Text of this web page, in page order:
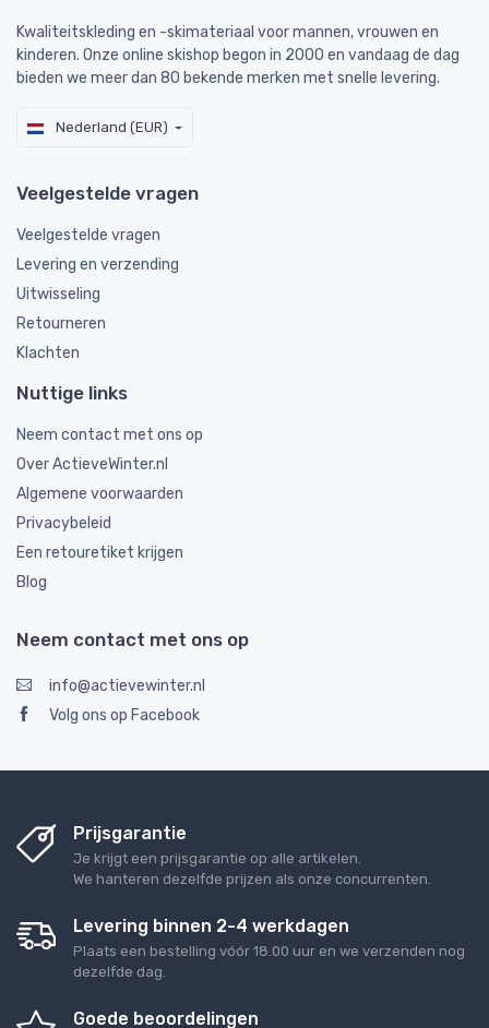
Kwaliteitskleding en -skimateriaal voor mannen, vrouwen en
kinderen. Onze online skishop begon in 2000 en vandaag de dag
bieden we meer dan 80 bekende merken met snelle levering.
Nederland (EUR)
Veelgestelde vragen
Veelgestelde vragen
Levering en verzending
Uitwisseling
Retourneren
Klachten
Nuttige links
Neem contact met ons op
Over ActieveWinter.nl
Algemene voorwaarden
Privacybeleid
Een retouretiket krijgen
Blog
Neem contact met ons op
info@actievewinter.nl
Volg ons op Facebook
Prijsgarantie
Je krijgt een prijsgarantie op alle artikelen.
We hanteren dezelfde prijzen als onze concurrenten.
Levering binnen 2-4 werkdagen
Plaats een bestelling vóór 18.00 uur en we verzenden nog
dezelfde dag.
Goede beoordelingen